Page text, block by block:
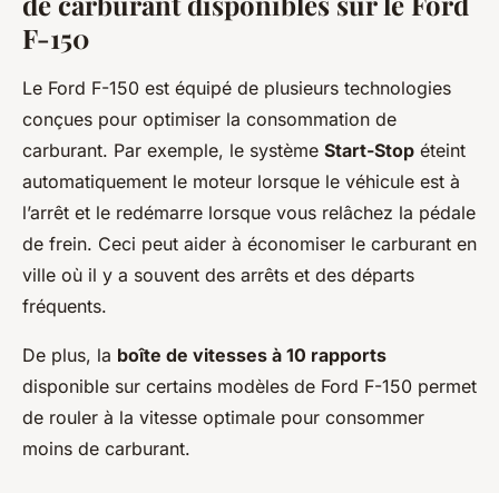
F-150
Le Ford F-150 est équipé de plusieurs technologies
conçues pour optimiser la consommation de
carburant. Par exemple, le système Start-Stop éteint
automatiquement le moteur lorsque le véhicule est à
l’arrêt et le redémarre lorsque vous relâchez la pédale
de frein. Ceci peut aider à économiser le carburant en
ville où il y a souvent des arrêts et des départs
fréquents.
De plus, la boîte de vitesses à 10 rapports
disponible sur certains modèles de Ford F-150 permet
de rouler à la vitesse optimale pour consommer
moins de carburant.